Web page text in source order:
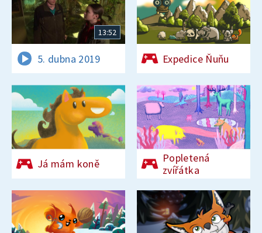
13:52
5. dubna 2019 Expedice Ňuňu
Já mám koně
Popletená
zvířátka